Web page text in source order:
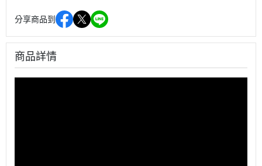
分享商品到
商品詳情